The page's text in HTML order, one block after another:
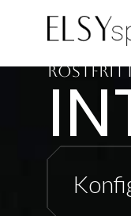
Rostfritt